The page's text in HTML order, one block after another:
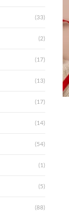
(33)
(2)
(17)
(13)
(17)
(14)
(54)
(1)
(5)
(88)